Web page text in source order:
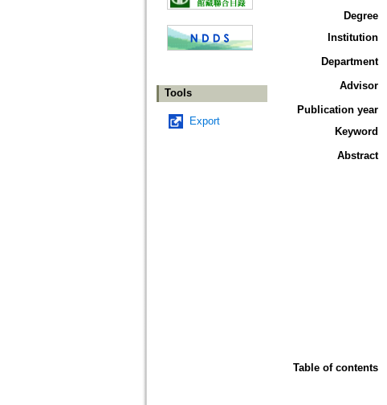
Tools
Export
Degree
Institution
Department
Advisor
Publication year
Keyword
Abstract
Table of contents